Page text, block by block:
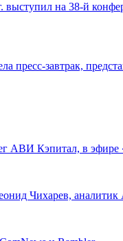
на 38-й
пресс-завтрак,
АВИ Кэпитал, в
Чихарев,